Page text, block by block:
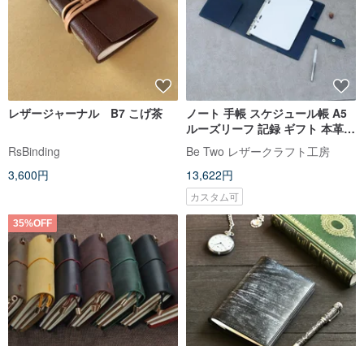
レザージャーナル B7 こげ茶
RsBinding
3,600円
ノート 手帳 スケジュール帳 A5
ルーズリーフ 記録 ギフト 本革レ
ザー
Be Two レザークラフト工房
13,622円
カスタム可
35%OFF